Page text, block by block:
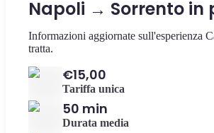
Napoli → Sorrento in
Informazioni aggiornate sull'esperienza
tratta.
€15,00
Tariffa unica
50 min
Durata media